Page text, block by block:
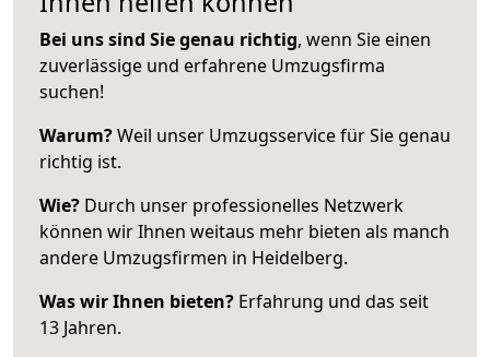
Bei uns sind Sie genau richtig, wenn Sie einen
zuverlässige und erfahrene Umzugsfirma
suchen!
Warum?Weil unser Umzugsservice für Sie genau
richtig ist.
Wie? Durch unser professionelles Netzwerk
können wir Ihnen weitaus mehr bieten als manch
andere Umzugsfirmen in Heidelberg.
Was wir Ihnen bieten? Erfahrung und das seit
13 Jahren.